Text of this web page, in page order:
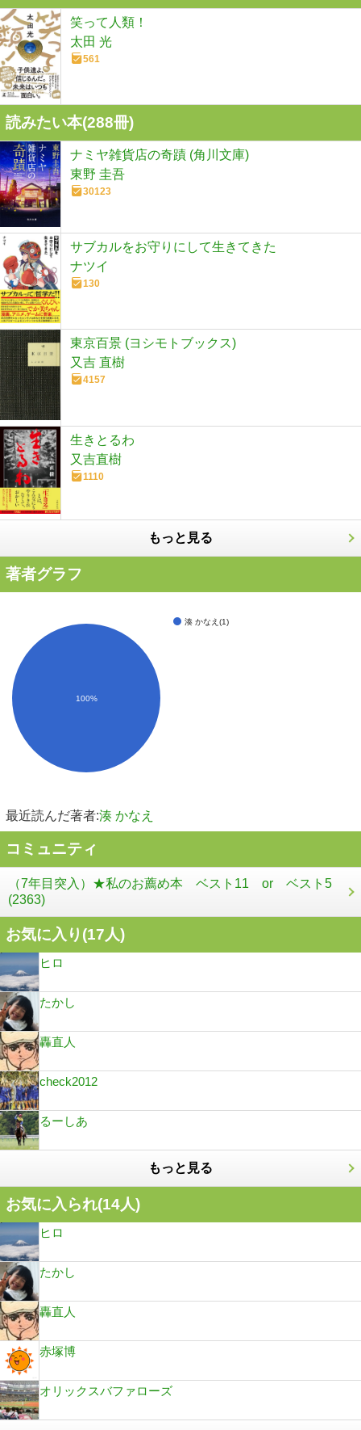
笑って人類！
太田 光
561
読みたい本(288冊)
ナミヤ雑貨店の奇蹟 (角川文庫)
東野 圭吾
30123
サブカルをお守りにして生きてきた
ナツイ
130
東京百景 (ヨシモトブックス)
又吉 直樹
4157
生きとるわ
又吉直樹
1110
もっと見る
著者グラフ
湊 かなえ(1)
100%
最近読んだ著者:湊 かなえ
コミュニティ
（7年目突入）★私のお薦め本 ベスト11 or ベスト5
(2363)
お気に入り(17人)
ヒロ
たかし
轟直人
check2012
るーしあ
もっと見る
お気に入られ(14人)
ヒロ
たかし
轟直人
赤塚博
オリックスバファローズ